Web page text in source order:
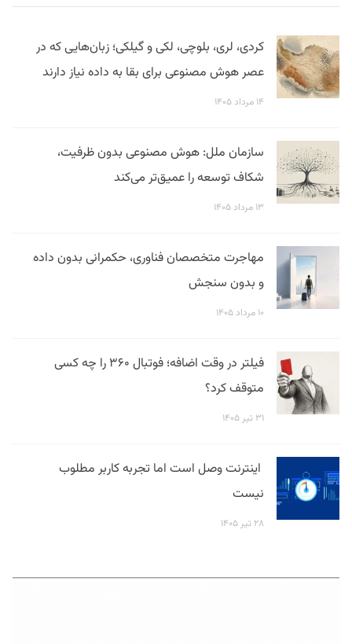
کردی، لری، بلوچی، لکی و گیلکی؛ زبان‌هایی که در
عصر هوش مصنوعی برای بقا به داده نیاز دارند
۱۴ مرداد ۱۴۰۵
سازمان ملل: هوش مصنوعی بدون ظرفیت،
شکاف توسعه را عمیق‌تر می‌کند
۱۳ مرداد ۱۴۰۵
مهاجرت متخصصان فناوری، حکمرانی بدون داده
و بدون سنجش
۱۰ مرداد ۱۴۰۵
فیلتر در وقت اضافه؛ فوتبال ۳۶۰ را چه کسی
متوقف کرد؟
۳۱ تیر ۱۴۰۵
اینترنت وصل است اما تجربه کاربر مطلوب
نیست
۲۸ تیر ۱۴۰۵